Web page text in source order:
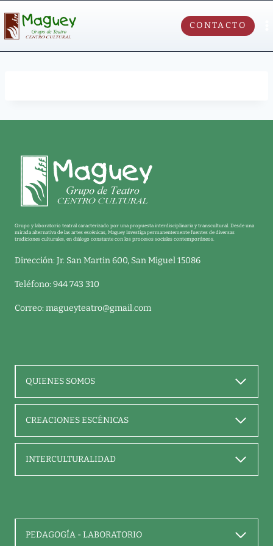
CONTACTO
Grupo y laboratorio teatral caracterizado por una propuesta interdisciplinaria y transcultural. Desde una
mirada alternativa de las artes escénicas, Maguey investiga permanentemente fuentes de diversas
tradiciones culturales, en diálogo constante con los procesos sociales contemporáneos.
Dirección: Jr. San Martin 600, San Miguel 15086
Teléfono: 944 743 310
Correo: magueyteatro@gmail.com
QUIENES SOMOS
CREACIONES ESCÉNICAS
INTERCULTURALIDAD
PEDAGOGÍA - LABORATORIO